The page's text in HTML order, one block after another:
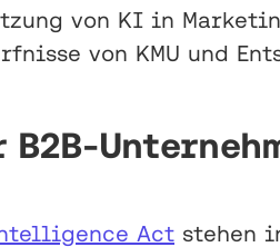
von KI in
von KMU und
Act stehen